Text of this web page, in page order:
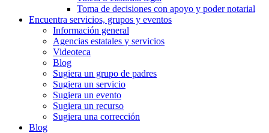
Toma de decisiones con apoyo y poder notarial
Encuentra servicios, grupos y eventos
Información general
Agencias estatales y servicios
Videoteca
Blog
Sugiera un grupo de padres
Sugiera un servicio
Sugiera un evento
Sugiera un recurso
Sugiera una corrección
Blog